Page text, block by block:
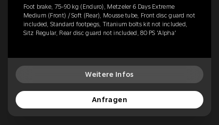
Foot brake, 75-90 kg (Enduro), Metzeler 6 Days Extreme
Medium (Front) / Soft (Rear), Mousse tube, Front disc guard not
included, Standard footpegs, Titanium bolts kit not included,
Sitz Regular, Rear disc guard not included, 80 PS 'Alpha'
Weitere Infos
Anfragen